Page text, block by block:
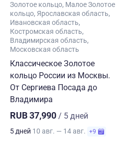
Золотое кольцо Малое Золотое
кольцо Ярославская область
Ивановская область
Костромская область
Владимирская область
Московская область
Классическое Золотое
кольцо России из Москвы.
От Сергиева Посада до
Владимира
RUB 37,990 / 5 дней
5 дней 10 авг. — 14 авг. +9